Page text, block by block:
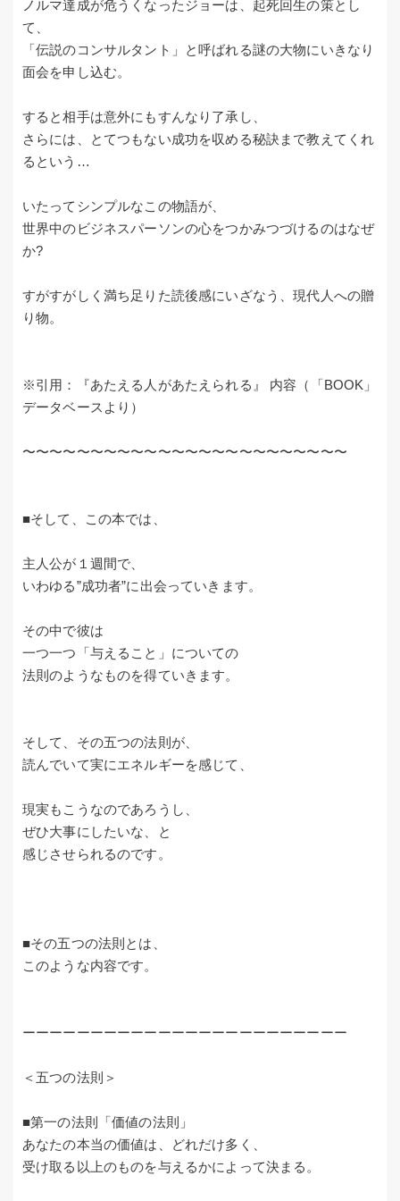
ノルマ達成が危うくなったジョーは、起死回生の策とし
て、
「伝説のコンサルタント」と呼ばれる謎の大物にいきなり
面会を申し込む。
すると相手は意外にもすんなり了承し、
さらには、とてつもない成功を収める秘訣まで教えてくれ
るという…
いたってシンプルなこの物語が、
世界中のビジネスパーソンの心をつかみつづけるのはなぜ
か?
すがすがしく満ち足りた読後感にいざなう、現代人への贈
り物。
※引用：『あたえる人があたえられる』 内容（「BOOK」
データベースより）
〜〜〜〜〜〜〜〜〜〜〜〜〜〜〜〜〜〜〜〜〜〜〜〜
■そして、この本では、
主人公が１週間で、
いわゆる”成功者”に出会っていきます。
その中で彼は
一つ一つ「与えること」についての
法則のようなものを得ていきます。
そして、その五つの法則が、
読んでいて実にエネルギーを感じて、
現実もこうなのであろうし、
ぜひ大事にしたいな、と
感じさせられるのです。
■その五つの法則とは、
このような内容です。
ーーーーーーーーーーーーーーーーーーーーーーーー
＜五つの法則＞
■第一の法則「価値の法則」
あなたの本当の価値は、どれだけ多く、
受け取る以上のものを与えるかによって決まる。